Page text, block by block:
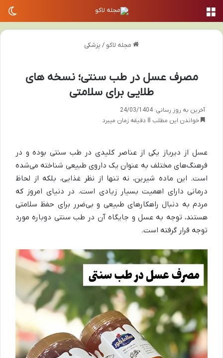
مجله لاکو / پزشکی
مصرف عسل در طب سنتی؛ نسخه های
طلایی برای سلامتی
آخرین به روز رسانی: 24/03/1404
خواندن این مطلب 8 دقیقه زمان میبرد
عسل از دیرباز یکی از عناصر کلیدی در طب سنتی بوده و در
فرهنگ‌های مختلف به عنوان یک داروی طبیعی شناخته می‌شده
است. این ماده شیرین، نه تنها از نظر غذایی، بلکه از لحاظ
درمانی دارای اهمیت بسیار زیادی است. در دنیای امروز که
مردم به دنبال راهکارهای طبیعی و بی‌ضرر برای حفظ سلامتی
هستند، توجه به عسل و جایگاه آن در طب سنتی دوباره مورد
توجه قرار گرفته است.